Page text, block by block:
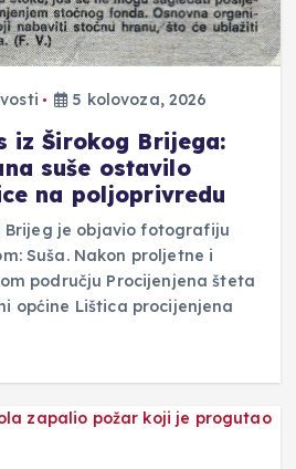
5 kolovoza, 2026
iz Širokog Brijega:
suše ostavilo
na poljoprivredu
Brijeg je objavio fotografiju
Suša. Nakon proljetne i
području Procijenjena šteta
općine Lištica procijenjena